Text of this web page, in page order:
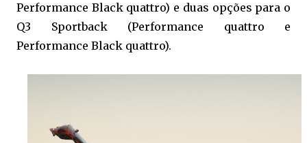
Performance Black quattro) e duas opções para o
Q3 Sportback (Performance quattro e
Performance Black quattro).